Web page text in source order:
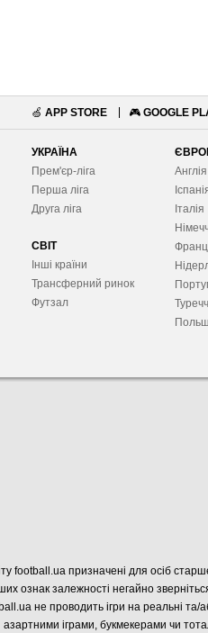
🍏 APP STORE 🎮 GOOGLE
УКРАЇНА
Прем'єр-ліга
Перша ліга
Друга ліга
СВІТ
Інші країни
Трансферний ринок
Футзал
Англія
Італія
football.ua призначені для осіб
ознак залежності негайно
не проводить ігри на реальні та/
азартними іграми, букмекерами чи